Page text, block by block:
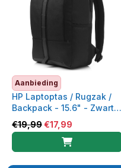
Aanbieding
HP Laptoptas / Rugzak /
Backpack - 15.6" - Zwart -
5EE91AA
€19,99€17,99